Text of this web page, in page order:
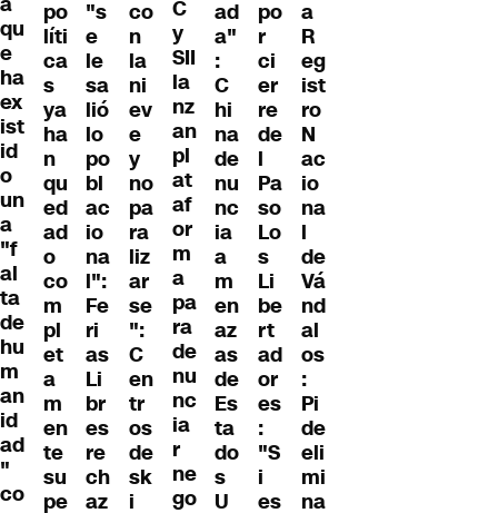
qu
e
ha
ex
ist
id
o
un
a
"f
al
ta
de
hu
m
an
id
ad
"
co
po
líti
ca
s
ya
ha
n
qu
ed
ad
o
co
m
pl
et
a
m
en
te
su
pe
"s
e
le
sa
lió
lo
po
bl
ac
io
na
l":
Fe
ri
as
Li
br
es
re
ch
az
co
n
la
ni
ev
e
y
no
pa
ra
liz
ar
se
":
C
en
tr
os
de
sk
i
C
y
SII
la
nz
an
pl
at
af
or
m
a
pa
ra
de
nu
nc
ia
r
ne
go
ad
a"
:
C
hi
na
de
nu
nc
ia
a
m
en
az
as
de
Es
ta
do
s
U
po
r
ci
er
re
de
l
Pa
so
Lo
s
Li
be
rt
ad
or
es
:
"S
i
es
a
R
eg
ist
ro
N
ac
io
na
l
de
Vá
nd
al
os
:
Pi
de
eli
mi
na